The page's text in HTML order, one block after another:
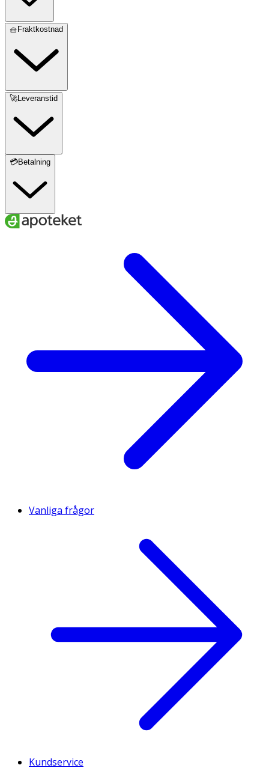
🧺Fraktkostnad
🚀Leveranstid
💳Betalning
Vanliga frågor
Kundservice